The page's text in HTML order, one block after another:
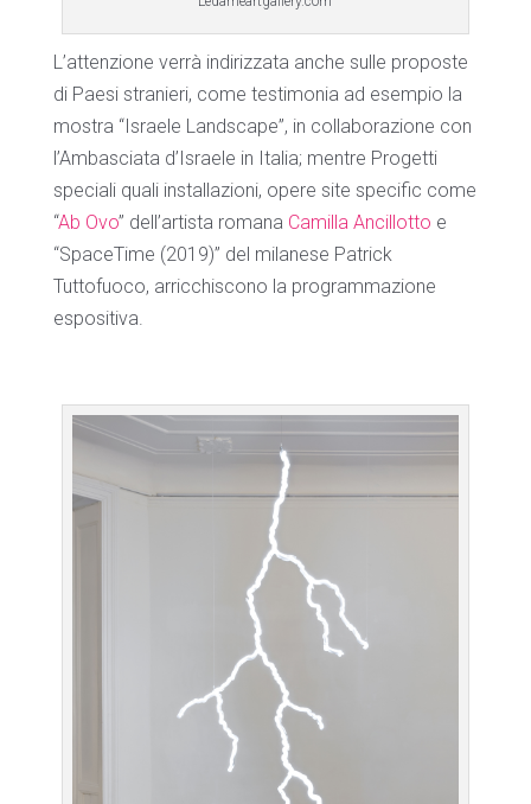
L’attenzione verrà indirizzata anche sulle proposte
di Paesi stranieri, come testimonia ad esempio la
mostra “Israele Landscape”, in collaborazione con
l’Ambasciata d’Israele in Italia; mentre Progetti
speciali quali installazioni, opere site specific come
“Ab Ovo” dell’artista romana Camilla Ancillotto e
“SpaceTime (2019)” del milanese Patrick
Tuttofuoco, arricchiscono la programmazione
espositiva.